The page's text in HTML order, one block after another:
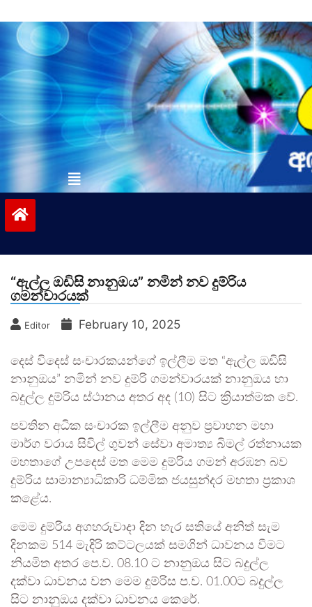
to
contentvinivida.lk
“ඇල්ල ඔඩිසි නානුඔය” නමින් නව දුම්රිය
ගමන්වාරයක්
Editor February 10, 2025
දෙස් විදෙස් සංචාරකයන්ගේ ඉල්ලීම මත “ඇල්ල ඔඩිසි
නානුඔය” නමින් නව දුම්රි ගමන්වාරයක් නානුඔය හා
බදුල්ල දුම්රිය ස්ථානය අතර අද (10) සිට ක්‍රියාත්මක වේ.
පවතින අධික සංචාරක ඉල්ලීම අනුව ප්‍රවාහන මහා
මාර්ග වරාය සිවිල් ගුවන් සේවා අමාත්‍ය බිමල් රත්නායක
මහතාගේ උපදෙස් මත මෙම දුම්රිය ගමන් අරඹන බව
දුම්රිය සාමාන්‍යාධිකාරි ධම්මික ජයසුන්දර මහතා ප්‍රකාශ
කළේය.
මෙම දුම්රිය අගහරුවාදා දින හැර සතියේ අනිත් සැම
දිනකම 514 මැදිරි කට්ටලයක් සමගින් ධාවනය වීමට
නියමිත අතර පෙ.ව. 08.10 ට නානුඔය සිට බදුල්ල
දක්වා ධාවනය වන මෙම දුම්රිස ප.ව. 01.00ට බදුල්ල
සිට නානුඔය දක්වා ධාවනය කෙරේ.